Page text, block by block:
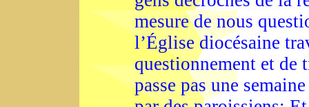
mesure de nous
l’Église diocésaine
questionnement et de
passe pas une